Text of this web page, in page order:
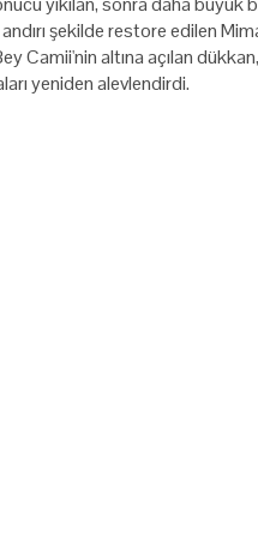
andırı şekilde restore edilen
Camii'nin altına açılan dükkan,
yeniden alevlendirdi.